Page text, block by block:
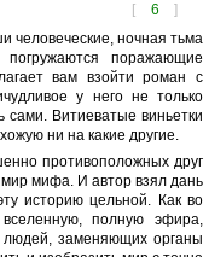
[ 6 ]
человеческие, ночная тьма
поражающие
вам взойти роман с
у него не только
сами. Витиеватые виньетки
ни на какие другие.
противоположных друг
мифа. И автор взял дань
историю цельной. Как во
полную эфира,
людей, заменяющих органы